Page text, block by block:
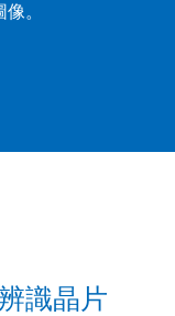
。
識晶片